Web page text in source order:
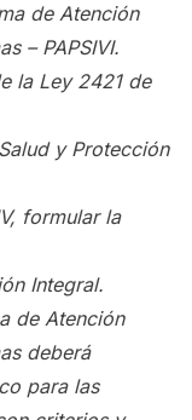
de Atención
– PAPSIVI.
la Ley 2421 de
y Protección
formular la
Integral.
de Atención
deberá
para las